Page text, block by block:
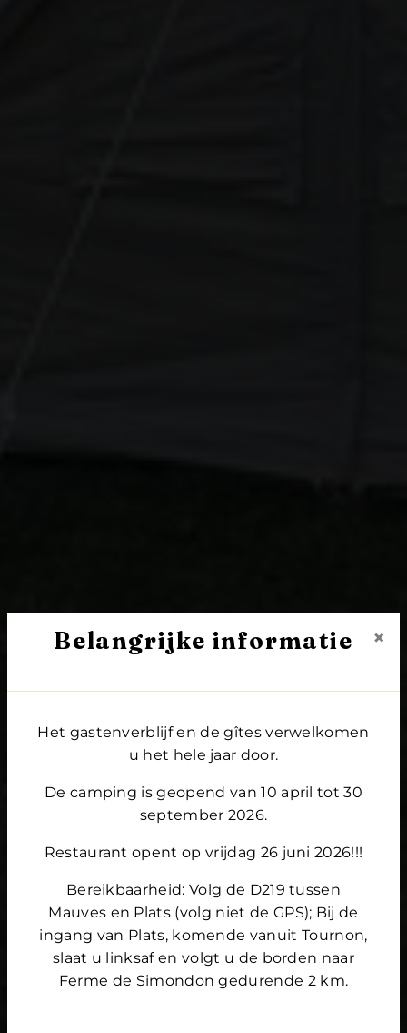
Belangrijke informatie ×
Het gastenverblijf en de gîtes verwelkomen
u het hele jaar door.
De camping is geopend van 10 april tot 30
september 2026.
Restaurant opent op vrijdag 26 juni 2026!!!
Bereikbaarheid: Volg de D219 tussen
Mauves en Plats (volg niet de GPS); Bij de
ingang van Plats, komende vanuit Tournon,
slaat u linksaf en volgt u de borden naar
Ferme de Simondon gedurende 2 km.